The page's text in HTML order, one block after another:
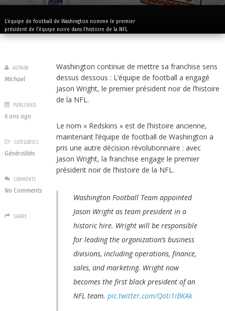
L’équipe de football de Washington nomme le premier
président de l’équipe noire dans l’histoire de la NFL
Washington continue de mettre sa franchise sens
dessus dessous : L’équipe de football a engagé
Jason Wright, le premier président noir de l’histoire
de la NFL.
Le nom « Redskins » est de l’histoire ancienne,
maintenant l’équipe de football de Washington a
pris une autre décision révolutionnaire : avec
Jason Wright, la franchise engage le premier
président noir de l’histoire de la NFL.
Washington Football Team appointed
Jason Wright as team president in a
historic hire. Wright will be responsible
for leading the organization’s business
divisions, including operations, finance,
sales, and marketing. Wright now
becomes the first black president of an
NFL team.pic.twitter.com/Qoti1iBKAk
AUTHOR
Michael
PUBLISHED
6 ans ago
CATEGORIES
Généralités
COMMENTS
No Comments
SHARE